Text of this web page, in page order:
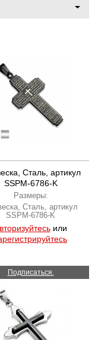
Сталь, артикул
SSPM-6786-K
Размеры:
Сталь, артикул
SSPM-6786-K
или
Подписаться.